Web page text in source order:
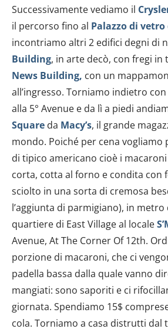
Successivamente vediamo il
il percorso fino al Palazzo di vetro
incontriamo altri 2 edifici degni di
Building, in arte decò, con fregi in
News Building, con un
all’ingresso. Torniamo indietro
alla 5° Avenue e da lì a piedi
Square da Macy’s, il grande
mondo. Poiché per cena vogliamo
di tipico americano cioè i
corta, cotta al forno e condita con
sciolto in una sorta di cremosa
l’aggiunta di parmigiano), in
quartiere di East Village al locale
Avenue, At The Corner Of 12th.
porzione di macaroni, che ci
padella bassa dalla quale vanno
mangiati: sono saporiti e ci
giornata. Spendiamo 15$
cola. Torniamo a casa distrutti dal